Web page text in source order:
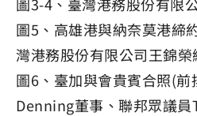
圖5、高雄港與納奈莫港締
灣港務股份有限公司王錦榮
圖6、臺加與會貴賓合照(
Denning董事、聯邦眾議